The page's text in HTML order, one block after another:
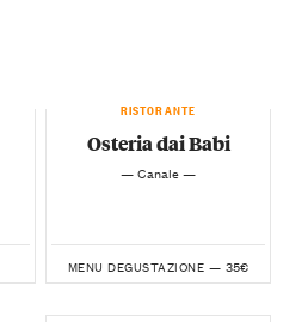
RISTORANTE
Osteria dai Babi
— Canale —
MENU DEGUSTAZIONE — 35€